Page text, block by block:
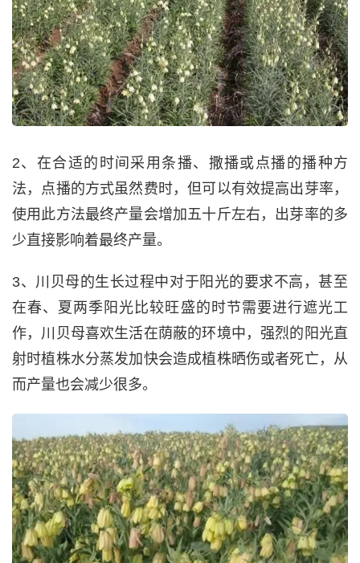
2、在合适的时间采用条播、撒播或点播的播种方
法，点播的方式虽然费时，但可以有效提高出芽率，
使用此方法最终产量会增加五十斤左右，出芽率的多
少直接影响着最终产量。
3、川贝母的生长过程中对于阳光的要求不高，甚至
在春、夏两季阳光比较旺盛的时节需要进行遮光工
作，川贝母喜欢生活在荫蔽的环境中，强烈的阳光直
射时植株水分蒸发加快会造成植株晒伤或者死亡，从
而产量也会减少很多。